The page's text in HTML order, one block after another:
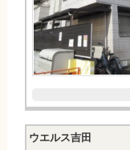
ウエルス吉田